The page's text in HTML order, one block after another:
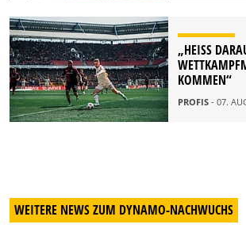
„HEISS
OMMEN“
PROFIS - 07.
WEITERE NEWS ZUM DYNAMO-NACHWUCHS